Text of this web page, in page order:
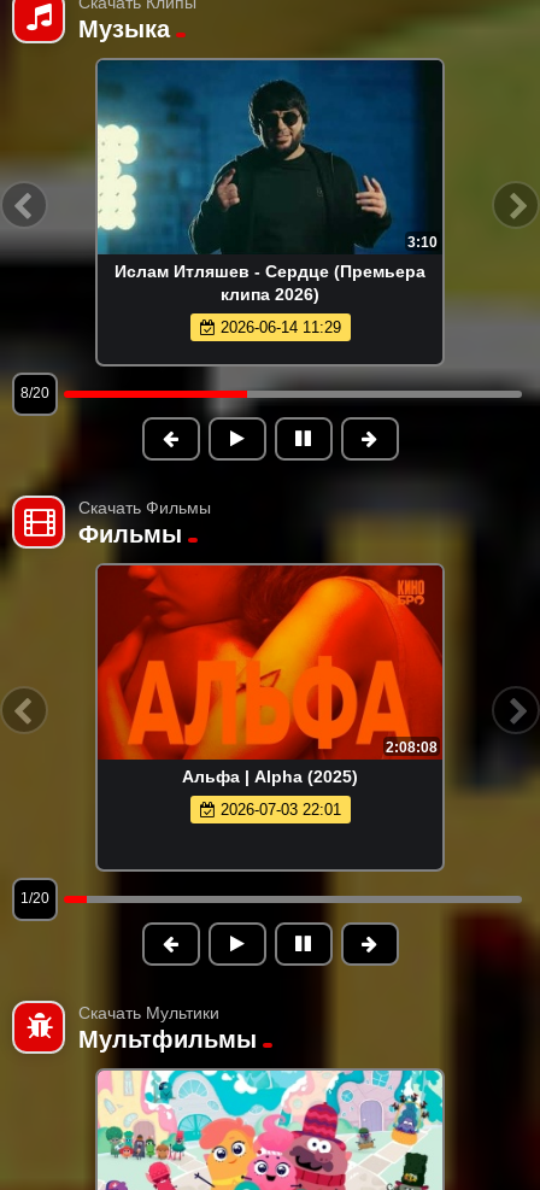
Музыка
3:10
Ислам Итляшев - Сердце (Премьера
клипа 2026)
2026-06-14 11:29
8/20
Скачать Фильмы
Фильмы
2:08:08
Альфа | Alpha (2025)
2026-07-03 22:01
1/20
Скачать Мультики
Мультфильмы